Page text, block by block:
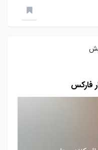
فارکس